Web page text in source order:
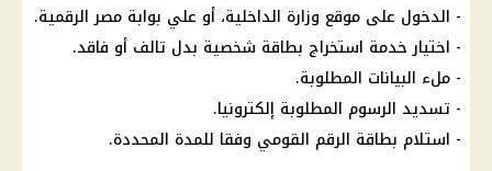
- الدخول على موقع وزارة الداخلية، أو علي بوابة مصر الرقمية.
- اختيارخدمة استخراج بطاقة شخصية بدل تالف أو فاقد.
- ملء البيانات المطلوبة.
- تسديد الرسوم المطلوبة إلكترونيا.
- استلام بطاقة الرقم القومي وفقا للمدة المحددة.